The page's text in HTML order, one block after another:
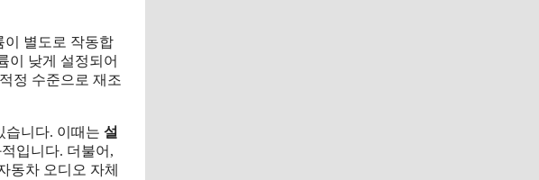
이 별도로 작동합
이 낮게 설정되어
정 수준으로 재조
습니다. 이때는 설
입니다. 더불어,
동차 오디오 자체